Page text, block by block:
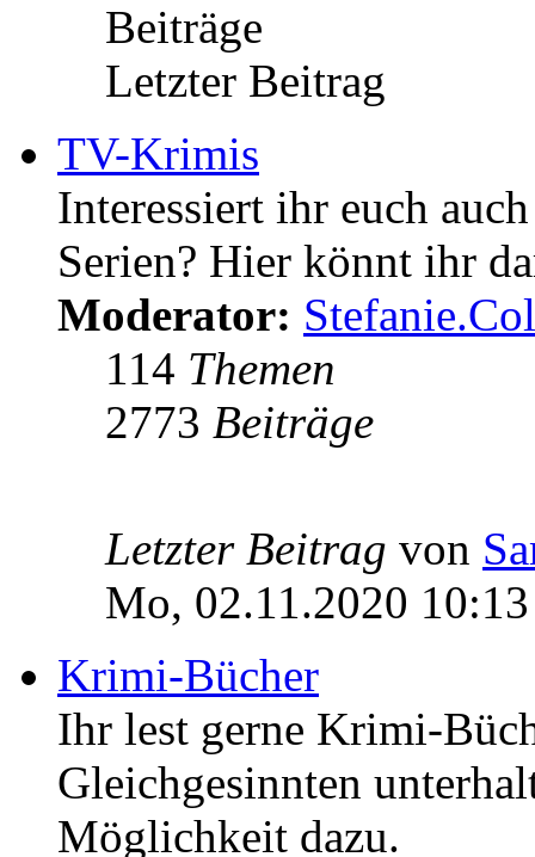
Beiträge
Letzter Beitrag
TV-Krimis
Interessiert ihr euch
Serien? Hier könnt ihr
Moderator:
114 Themen
2773 Beiträge
Letzter Beitrag von
Mo, 02.11.2020 10:13
Krimi-Bücher
Ihr lest gerne Krimi-
Gleichgesinnten
Möglichkeit dazu.